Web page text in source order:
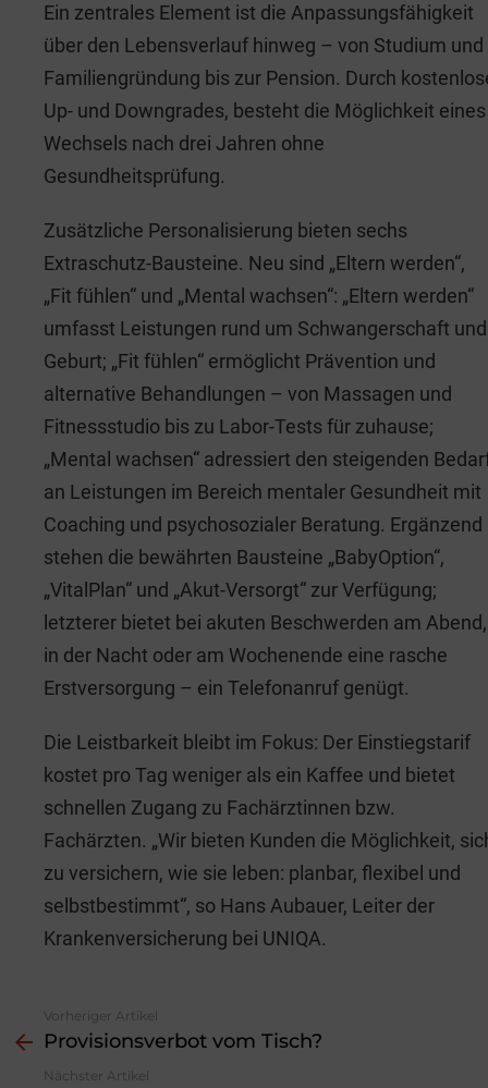
Ein zentrales Element ist die Anpassungsfähigkeit
über den Lebensverlauf hinweg – von Studium und
Familiengründung bis zur Pension. Durch
Up- und Downgrades, besteht die Möglichkeit eines
Wechsels nach drei Jahren ohne
Gesundheitsprüfung.
Zusätzliche Personalisierung bieten sechs
Extraschutz-Bausteine. Neu sind „Eltern werden“,
„Fit fühlen“ und „Mental wachsen“: „Eltern werden“
umfasst Leistungen rund um Schwangerschaft und
Geburt; „Fit fühlen“ ermöglicht Prävention und
alternative Behandlungen – von Massagen und
Fitnessstudio bis zu Labor-Tests für zuhause;
„Mental wachsen“ adressiert den steigenden
an Leistungen im Bereich mentaler Gesundheit mit
Coaching und psychosozialer Beratung. Ergänzend
stehen die bewährten Bausteine „BabyOption“,
„VitalPlan“ und „Akut-Versorgt“ zur Verfügung;
letzterer bietet bei akuten Beschwerden am Abend,
in der Nacht oder am Wochenende eine rasche
Erstversorgung – ein Telefonanruf genügt.
Die Leistbarkeit bleibt im Fokus: Der Einstiegstarif
kostet pro Tag weniger als ein Kaffee und bietet
schnellen Zugang zu Fachärztinnen bzw.
Fachärzten. „Wir bieten Kunden die Möglichkeit,
zu versichern, wie sie leben: planbar, flexibel und
selbstbestimmt“, so Hans Aubauer, Leiter der
Krankenversicherung bei UNIQA.
more
Vorheriger Artikel
Provisionsverbot vom Tisch?
Nächster Artikel